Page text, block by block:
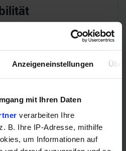
Anzeigeneinstellungen
mit Ihren Daten
verarbeiten Ihre
B. Ihre IP-Adresse, mithilfe
um Informationen auf
–
Dual
Channel
2666
❌ ❌